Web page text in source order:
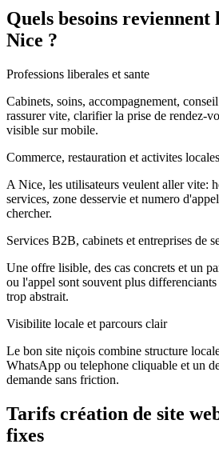
Quels besoins reviennent
Nice ?
Professions liberales et sante
Cabinets, soins, accompagnement,
rassurer vite, clarifier la prise de rendez-
visible sur mobile.
Commerce, restauration et activites locales
A Nice, les utilisateurs veulent aller vite:
services, zone desservie et numero
chercher.
Services B2B, cabinets et entreprises de
Une offre lisible, des cas concrets et un
ou l'appel sont souvent plus
trop abstrait.
Visibilite locale et parcours clair
Le bon site niçois combine structure
WhatsApp ou telephone cliquable et un
demande sans friction.
Tarifs création de site
fixes